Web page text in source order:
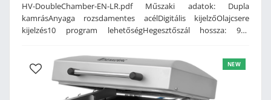
HV-DoubleChamber-EN-LR.pdf Műszaki adatok: Dupla
kamrásAnyaga rozsdamentes acélDigitális kijelzőOlajcsere
kijelzés10 program lehetőségHegesztőszál hossza: 920
gyártmányTeljesítmény: 400 V, 160 m³/h, (külön kérése
nagyobb kapacitású vákuum szivattyúval is rendelhető)BUSCH
vákuumszivattyúvalMérete: 2050 x 1265 x 1185 mmSúly: 720 Kg
NEW